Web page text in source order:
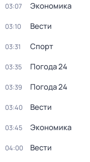
03:07 Экономика
03:10 Вести
03:31 Спорт
03:35 Погода 24
03:39 Погода 24
03:40 Вести
03:45 Экономика
04:00 Вести